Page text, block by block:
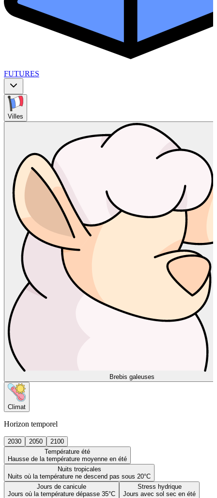
FUTURES
Villes
Brebis galeuses
Climat
Horizon temporel
2030 2050
2100
Température été
Hausse de la température moyenne en été
Nuits tropicales
Nuits où la température ne descend pas sous 20°C
Jours de canicule
Jours où la température dépasse 35°C
Stress hydrique
Jours avec sol sec en été